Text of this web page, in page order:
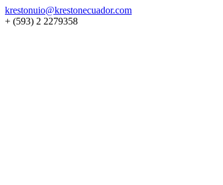
krestonuio@krestonecuador.com
+ (593) 2 2279358